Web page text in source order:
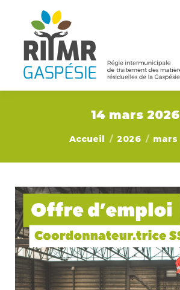
14 mars 2026
Accueil 2026 mars